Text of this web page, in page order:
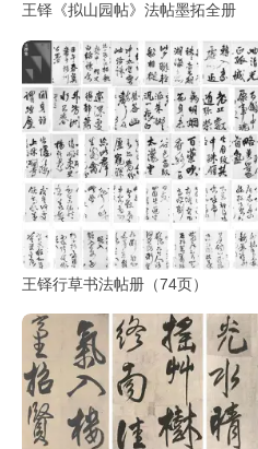
王铎《拟山园帖》法帖墨拓全册
王铎行草书法帖册（74页）